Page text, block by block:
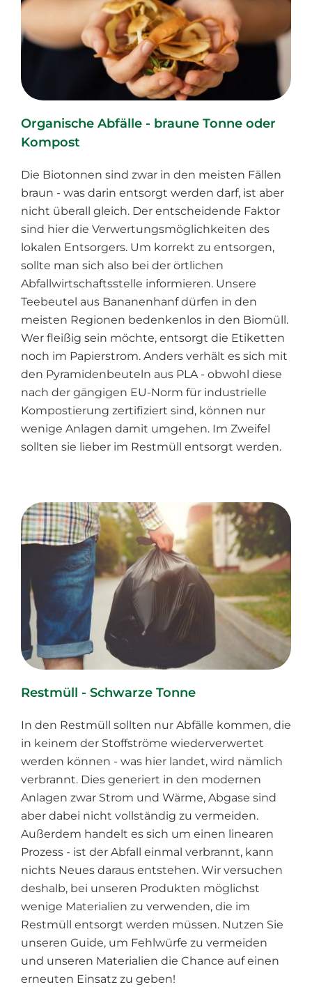
Organische Abfälle - braune Tonne oder
Kompost
Die Biotonnen sind zwar in den meisten Fällen
braun - was darin entsorgt werden darf, ist aber
nicht überall gleich. Der entscheidende Faktor
sind hier die Verwertungsmöglichkeiten des
lokalen Entsorgers. Um korrekt zu entsorgen,
sollte man sich also bei der örtlichen
Abfallwirtschaftsstelle informieren. Unsere
Teebeutel aus Bananenhanf dürfen in den
meisten Regionen bedenkenlos in den Biomüll.
Wer fleißig sein möchte, entsorgt die Etiketten
noch im Papierstrom. Anders verhält es sich mit
den Pyramidenbeuteln aus PLA - obwohl diese
nach der gängigen EU-Norm für industrielle
Kompostierung zertifiziert sind, können nur
wenige Anlagen damit umgehen. Im Zweifel
sollten sie lieber im Restmüll entsorgt werden.
Restmüll - Schwarze Tonne
In den Restmüll sollten nur Abfälle kommen, die
in keinem der Stoffströme wiederverwertet
werden können - was hier landet, wird nämlich
verbrannt. Dies generiert in den modernen
Anlagen zwar Strom und Wärme, Abgase sind
aber dabei nicht vollständig zu vermeiden.
Außerdem handelt es sich um einen linearen
Prozess - ist der Abfall einmal verbrannt, kann
nichts Neues daraus entstehen. Wir versuchen
deshalb, bei unseren Produkten möglichst
wenige Materialien zu verwenden, die im
Restmüll entsorgt werden müssen. Nutzen Sie
unseren Guide, um Fehlwürfe zu vermeiden
und unseren Materialien die Chance auf einen
erneuten Einsatz zu geben!